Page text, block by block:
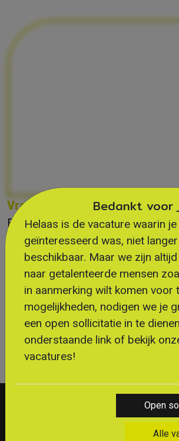
Vragen over deze vacature?
Esmee Engbers helpt je graag
0625703820
esmee@flexibleplus.nl
HET
Bedankt voor
Helaas is de vacature waarin je
geïnteresseerd was, niet langer
beschikbaar. Maar we zijn
naar getalenteerde mensen
in aanmerking wilt komen voor
mogelijkheden, nodigen we je
een open sollicitatie in te
onderstaande link of bekijk
vacatures!
Open
Alle